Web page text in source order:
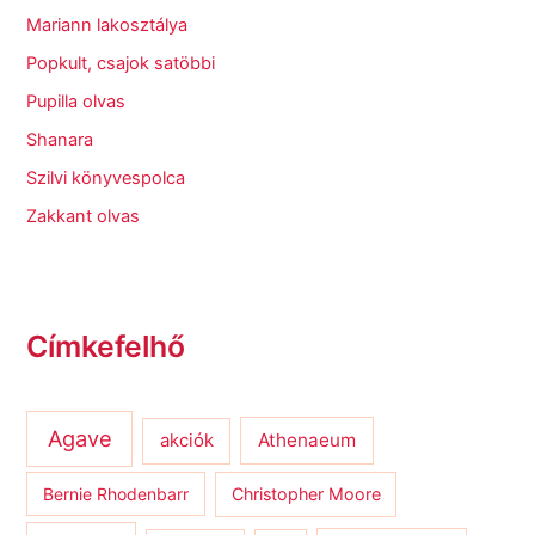
Mariann lakosztálya
Popkult, csajok satöbbi
Pupilla olvas
Shanara
Szilvi könyvespolca
Zakkant olvas
Címkefelhő
Agave akciók Athenaeum
Bernie Rhodenbarr Christopher Moore